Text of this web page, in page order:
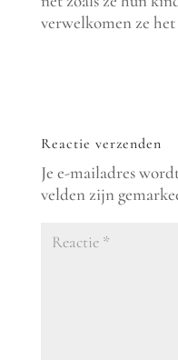
verwelkomen ze
Reactie verzenden
Je e-mailadres
velden zijn